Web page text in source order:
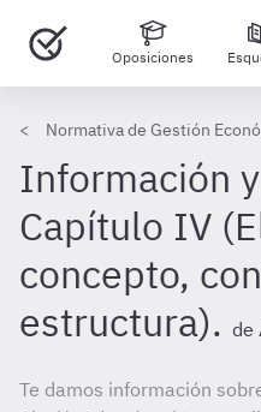
Oposiciones
Normativa de Gestión
Información
Capítulo IV
concepto,
estructura). de
Te damos información